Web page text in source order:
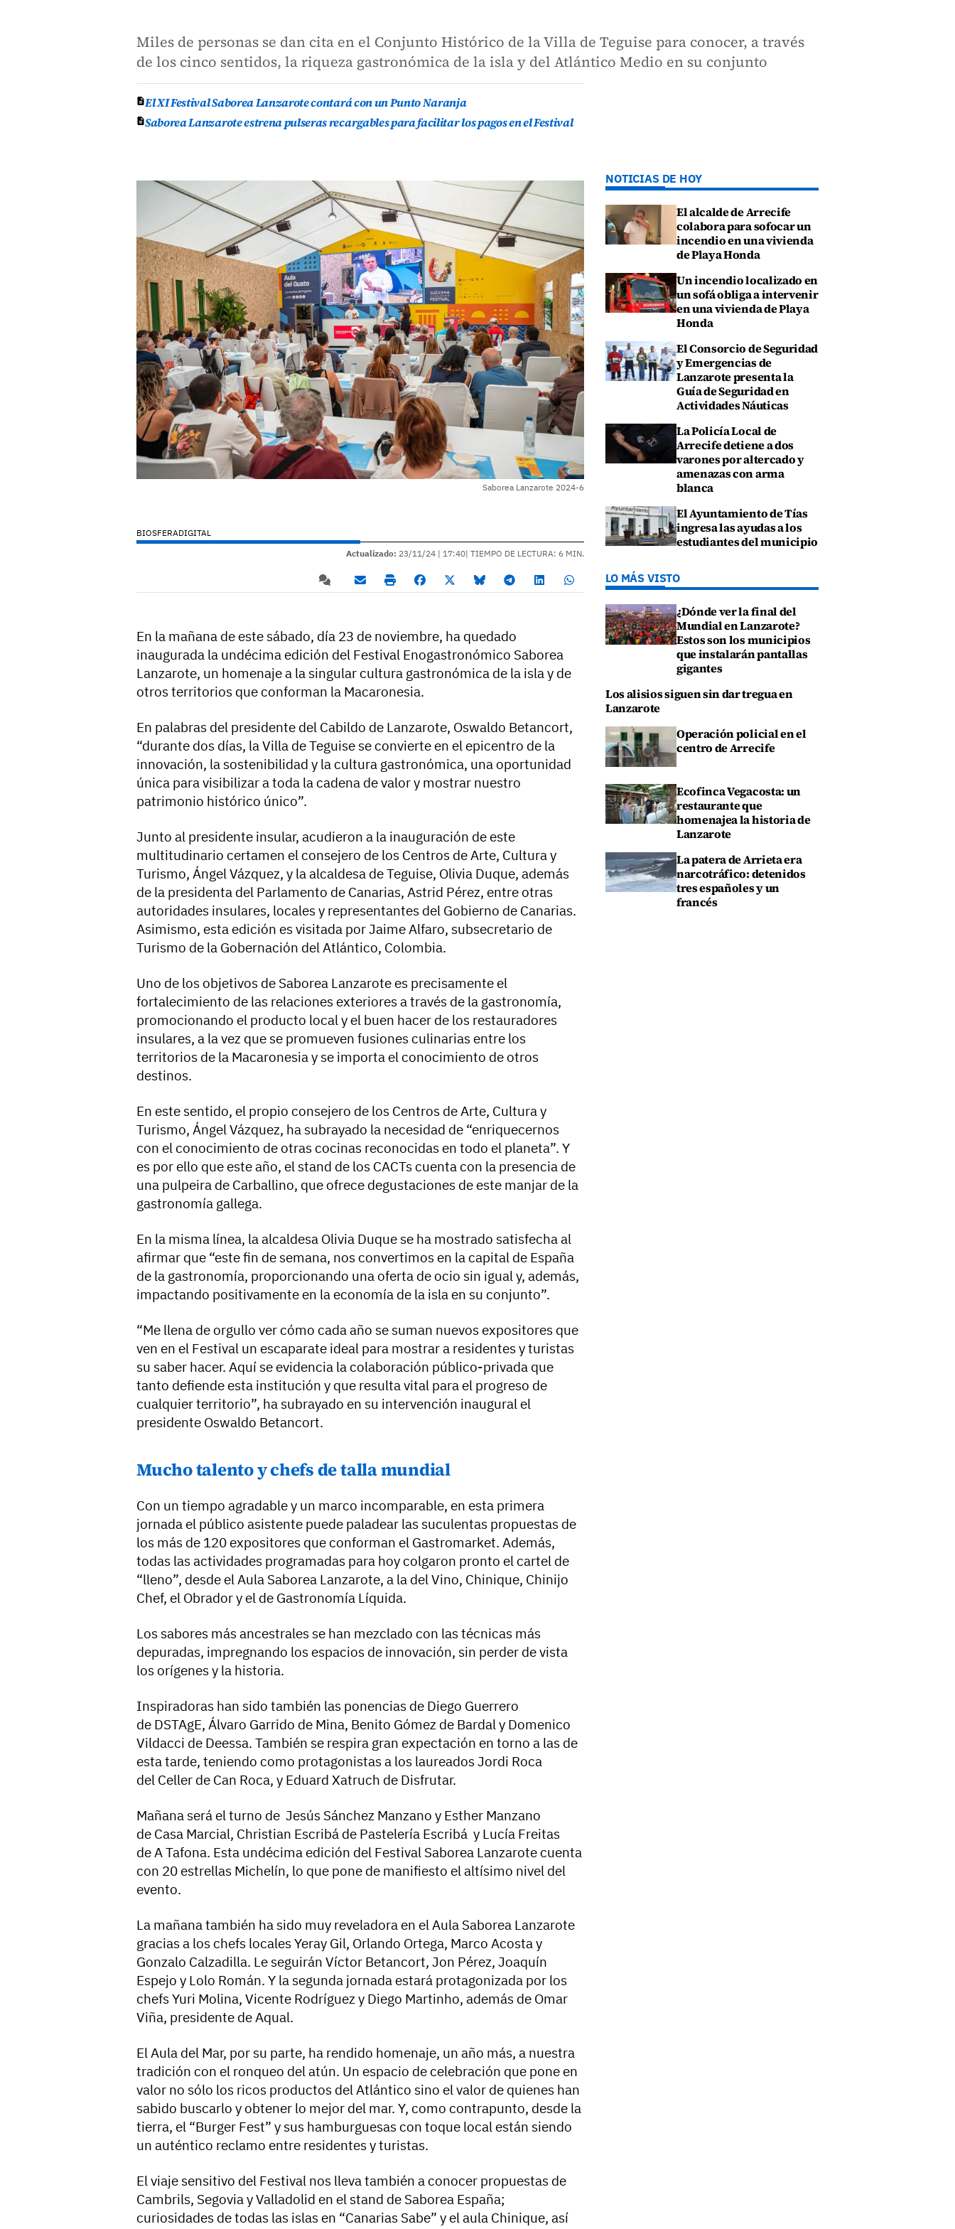
Miles de personas se dan cita en el Conjunto Histórico de la Villa de Teguise para conocer, a través
de los cinco sentidos, la riqueza gastronómica de la isla y del Atlántico Medio en su conjunto
El XI Festival Saborea Lanzarote contará con un Punto Naranja
Saborea Lanzarote estrena pulseras recargables para facilitar los pagos en el Festival
Saborea Lanzarote 2024-6
BIOSFERADIGITAL
Actualizado: 23/11/24 | 17:40| TIEMPO DE LECTURA: 6 MIN.
En la mañana de este sábado, día 23 de noviembre, ha quedado
inaugurada la undécima edición del Festival Enogastronómico Saborea
Lanzarote, un homenaje a la singular cultura gastronómica de la isla y de
otros territorios que conforman la Macaronesia.
En palabras del presidente del Cabildo de Lanzarote, Oswaldo Betancort,
“durante dos días, la Villa de Teguise se convierte en el epicentro de la
innovación, la sostenibilidad y la cultura gastronómica, una oportunidad
única para visibilizar a toda la cadena de valor y mostrar nuestro
patrimonio histórico único”.
Junto al presidente insular, acudieron a la inauguración de este
multitudinario certamen el consejero de los Centros de Arte, Cultura y
Turismo, Ángel Vázquez, y la alcaldesa de Teguise, Olivia Duque, además
de la presidenta del Parlamento de Canarias, Astrid Pérez, entre otras
autoridades insulares, locales y representantes del Gobierno de Canarias.
Asimismo, esta edición es visitada por Jaime Alfaro, subsecretario de
Turismo de la Gobernación del Atlántico, Colombia.
Uno de los objetivos de Saborea Lanzarote es precisamente el
fortalecimiento de las relaciones exteriores a través de la gastronomía,
promocionando el producto local y el buen hacer de los restauradores
insulares, a la vez que se promueven fusiones culinarias entre los
territorios de la Macaronesia y se importa el conocimiento de otros
destinos.
En este sentido, el propio consejero de los Centros de Arte, Cultura y
Turismo, Ángel Vázquez, ha subrayado la necesidad de “enriquecernos
con el conocimiento de otras cocinas reconocidas en todo el planeta”. Y
es por ello que este año, el stand de los CACTs cuenta con la presencia de
una pulpeira de Carballino, que ofrece degustaciones de este manjar de la
gastronomía gallega.
En la misma línea, la alcaldesa Olivia Duque se ha mostrado satisfecha al
afirmar que “este fin de semana, nos convertimos en la capital de España
de la gastronomía, proporcionando una oferta de ocio sin igual y, además,
impactando positivamente en la economía de la isla en su conjunto”.
“Me llena de orgullo ver cómo cada año se suman nuevos expositores que
ven en el Festival un escaparate ideal para mostrar a residentes y turistas
su saber hacer. Aquí se evidencia la colaboración público-privada que
tanto defiende esta institución y que resulta vital para el progreso de
cualquier territorio”, ha subrayado en su intervención inaugural el
presidente Oswaldo Betancort.
Mucho talento y chefs de talla mundial
Con un tiempo agradable y un marco incomparable, en esta primera
jornada el público asistente puede paladear las suculentas propuestas de
los más de 120 expositores que conforman el Gastromarket. Además,
todas las actividades programadas para hoy colgaron pronto el cartel de
“lleno”, desde el Aula Saborea Lanzarote, a la del Vino, Chinique, Chinijo
Chef, el Obrador y el de Gastronomía Líquida.
Los sabores más ancestrales se han mezclado con las técnicas más
depuradas, impregnando los espacios de innovación, sin perder de vista
los orígenes y la historia.
Inspiradoras han sido también las ponencias de Diego Guerrero
de DSTAgE, Álvaro Garrido de Mina, Benito Gómez de Bardal y Domenico
Vildacci de Deessa. También se respira gran expectación en torno a las de
esta tarde, teniendo como protagonistas a los laureados Jordi Roca
del Celler de Can Roca, y Eduard Xatruch de Disfrutar.
Mañana será el turno de Jesús Sánchez Manzano y Esther Manzano
de Casa Marcial, Christian Escribá de Pastelería Escribá y Lucía Freitas
de A Tafona. Esta undécima edición del Festival Saborea Lanzarote cuenta
con 20 estrellas Michelín, lo que pone de manifiesto el altísimo nivel del
evento.
La mañana también ha sido muy reveladora en el Aula Saborea Lanzarote
gracias a los chefs locales Yeray Gil, Orlando Ortega, Marco Acosta y
Gonzalo Calzadilla. Le seguirán Víctor Betancort, Jon Pérez, Joaquín
Espejo y Lolo Román. Y la segunda jornada estará protagonizada por los
chefs Yuri Molina, Vicente Rodríguez y Diego Martinho, además de Omar
Viña, presidente de Aqual.
El Aula del Mar, por su parte, ha rendido homenaje, un año más, a nuestra
tradición con el ronqueo del atún. Un espacio de celebración que pone en
valor no sólo los ricos productos del Atlántico sino el valor de quienes han
sabido buscarlo y obtener lo mejor del mar. Y, como contrapunto, desde la
tierra, el “Burger Fest” y sus hamburguesas con toque local están siendo
un auténtico reclamo entre residentes y turistas.
El viaje sensitivo del Festival nos lleva también a conocer propuestas de
Cambrils, Segovia y Valladolid en el stand de Saborea España;
curiosidades de todas las islas en “Canarias Sabe” y el aula Chinique, así
NOTICIAS DE HOY
El alcalde de Arrecife
colabora para sofocar un
incendio en una vivienda
de Playa Honda
Un incendio localizado en
un sofá obliga a intervenir
en una vivienda de Playa
Honda
El Consorcio de Seguridad
y Emergencias de
Lanzarote presenta la
Guía de Seguridad en
Actividades Náuticas
La Policía Local de
Arrecife detiene a dos
varones por altercado y
amenazas con arma
blanca
El Ayuntamiento de Tías
ingresa las ayudas a los
estudiantes del municipio
LO MÁS VISTO
¿Dónde ver la final del
Mundial en Lanzarote?
Estos son los municipios
que instalarán pantallas
gigantes
Los alisios siguen sin dar tregua en
Lanzarote
Operación policial en el
centro de Arrecife
Ecofinca Vegacosta: un
restaurante que
homenajea la historia de
Lanzarote
La patera de Arrieta era
narcotráfico: detenidos
tres españoles y un
francés